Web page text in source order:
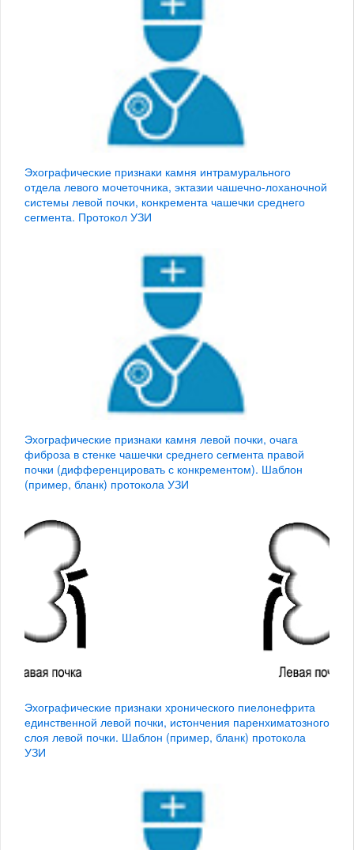
Эхографические признаки камня интрамурального
отдела левого мочеточника, эктазии чашечно-лоханочной
системы левой почки, конкремента чашечки среднего
сегмента. Протокол УЗИ
Эхографические признаки камня левой почки, очага
фиброза в стенке чашечки среднего сегмента правой
почки (дифференцировать с конкрементом). Шаблон
(пример, бланк) протокола УЗИ
Эхографические признаки хронического пиелонефрита
единственной левой почки, истончения паренхиматозного
слоя левой почки. Шаблон (пример, бланк) протокола
УЗИ